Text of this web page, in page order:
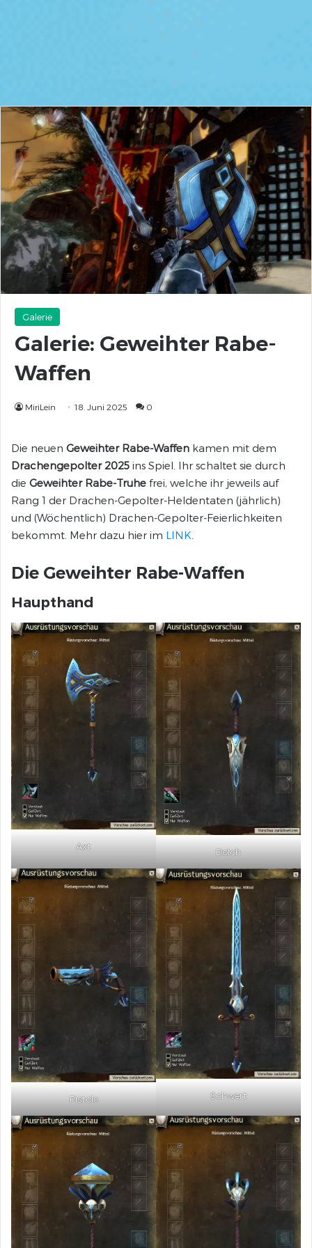
Galerie
Galerie: Geweihter Rabe-
Waffen
MiriLein 18. Juni 2025 0
Die neuen Geweihter Rabe-Waffen kamen mit dem
Drachengepolter 2025 ins Spiel. Ihr schaltet sie durch
die Geweihter Rabe-Truhe frei, welche ihr jeweils auf
Rang 1 der Drachen-Gepolter-Heldentaten (jährlich)
und (Wöchentlich) Drachen-Gepolter-Feierlichkeiten
bekommt. Mehr dazu hier im LINK
Die Geweihter Rabe-Waffen
Haupthand
Axt
Dolch
Pistole Schwert